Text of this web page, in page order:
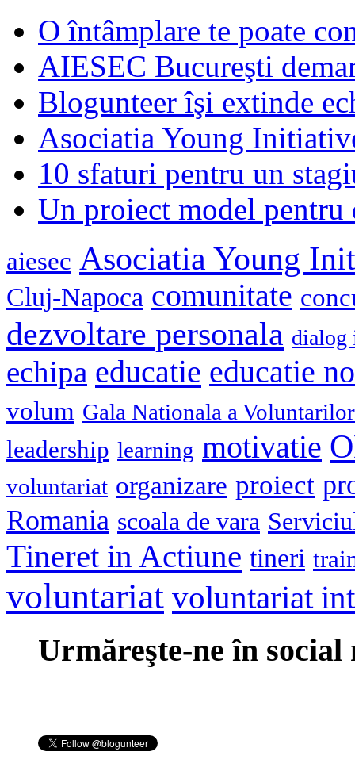
O întâmplare te poate
AIESEC Bucureşti
Blogunteer îşi extinde
Asociatia Young
10 sfaturi pentru un
Un proiect model
aiesec Asociatia Young
Cluj-Napoca comunitate
dezvoltare personala dialog
echipa educatie educatie
volum Gala Nationala a Voluntarilor
leadership learning motivatie
voluntariat organizare proiect
Romania scoala de vara
Tineret in Actiune tineri
voluntariat voluntariat
Urmăreşte-ne în social